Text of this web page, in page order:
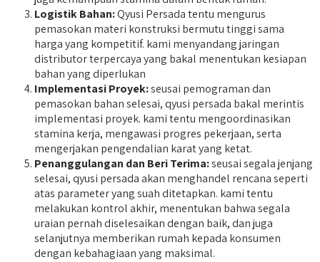
Logistik Bahan:Qyusi Persada tentu mengurus
pemasokan materi konstruksi bermutu tinggi sama
harga yang kompetitif. kami menyandang jaringan
distributor terpercaya yang bakal menentukan kesiapan
bahan yang diperlukan
Implementasi Proyek:seusai pemograman dan
pemasokan bahan selesai, qyusi persada bakal merintis
implementasi proyek. kami tentu mengoordinasikan
stamina kerja, mengawasi progres pekerjaan, serta
mengerjakan pengendalian karat yang ketat.
Penanggulangan dan Beri Terima:seusai segala jenjang
selesai, qyusi persada akan menghandel rencana seperti
atas parameter yang suah ditetapkan. kami tentu
melakukan kontrol akhir, menentukan bahwa segala
uraian pernah diselesaikan dengan baik, dan juga
selanjutnya memberikan rumah kepada konsumen
dengan kebahagiaan yang maksimal.